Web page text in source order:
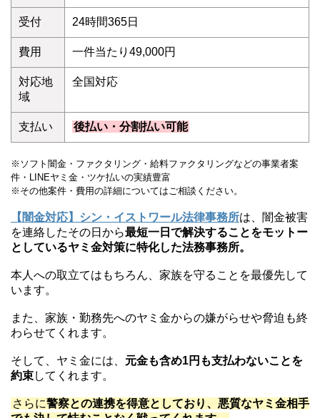
受付 24時間365日
費用 一件当たり49,000円
対応地
域
全国対応
支払い 後払い・分割払い可能
※ソフト闇金・ファクタリング・給料ファクタリングなどの事業者案
件・LINEヤミ金・ツケ払いの実績豊富
※その他案件・費用の詳細についてはご相談ください。
【闇金対応】シン・イストワール法律事務所は、闇金被害
を連絡したその日から最短一日で解決することをモットー
としているヤミ金対策に特化した法務事務所。
本人への取立てはもちろん、家族を守ることを最優先して
います。
また、家族・勤務先へのヤミ金からの嫌がらせや脅迫も終
わらせてくれます。
そして、ヤミ金には、 元金も含め1円も支払わないことを
約束してくれます。
さらに警察との連携を得意としており、悪質なヤミ金相手